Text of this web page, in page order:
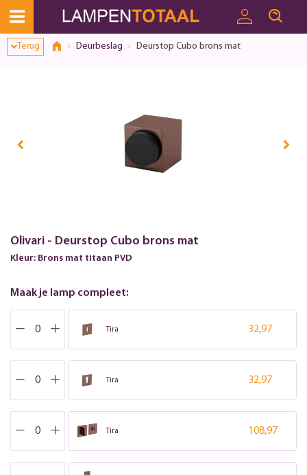
Terug Deurbeslag Deurstop Cubo brons mat
Olivari - Deurstop Cubo brons mat
Kleur: Brons mat titaan PVD
Maak je lamp compleet:
Tira 32,97
Tira 32,97
Tira 108,97